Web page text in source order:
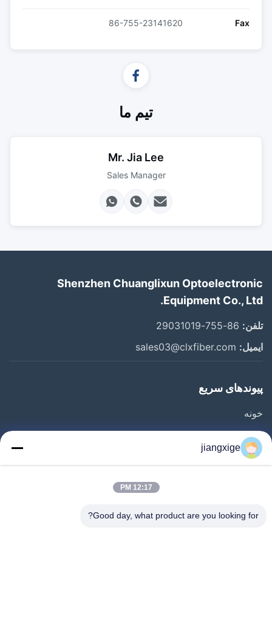
Fax
86-755-23141620
تیم ما
Mr. Jia Lee
Sales Manager
Shenzhen Chuanglixun Optoelectronic
Equipment Co., Ltd.
تلفن:
ایمیل:
پیوندهای سریع
خونه
محصولات
درباره ما
با ما تماس بگیرید
jiangxige
12:17 PM
Good day, what product are you looking for?